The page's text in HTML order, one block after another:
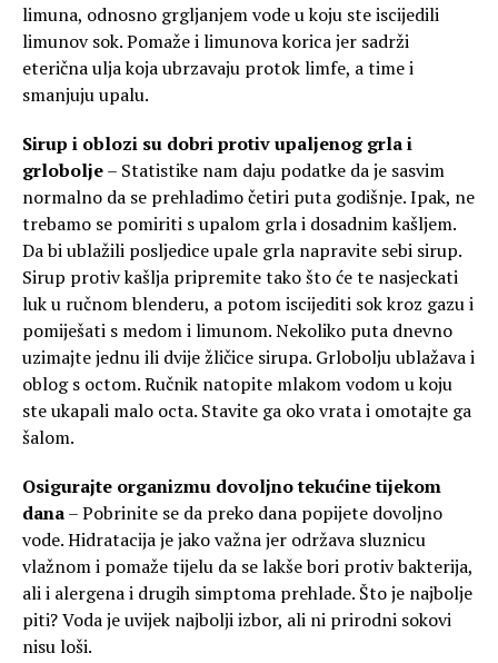
limuna, odnosno grgljanjem vode u koju ste iscijedili
limunov sok. Pomaže i limunova korica jer sadrži
eterična ulja koja ubrzavaju protok limfe, a time i
smanjuju upalu.
Sirup i oblozi su dobri protiv upaljenog grla i
grlobolje– Statistike nam daju podatke da je sasvim
normalno da se prehladimo četiri puta godišnje. Ipak, ne
trebamo se pomiriti s upalom grla i dosadnim kašljem.
Da bi ublažili posljedice upale grla napravite sebi sirup.
Sirup protiv kašlja pripremite tako što će te nasjeckati
luk u ručnom blenderu, a potom iscijediti sok kroz gazu i
pomiješati s medom i limunom. Nekoliko puta dnevno
uzimajte jednu ili dvije žličice sirupa. Grlobolju ublažava i
oblog s octom. Ručnik natopite mlakom vodom u koju
ste ukapali malo octa. Stavite ga oko vrata i omotajte ga
šalom.
Osigurajte organizmu dovoljno tekućine tijekom
dana– Pobrinite se da preko dana popijete dovoljno
vode. Hidratacija je jako važna jer održava sluznicu
vlažnom i pomaže tijelu da se lakše bori protiv bakterija,
ali i alergena i drugih simptoma prehlade. Što je najbolje
piti? Voda je uvijek najbolji izbor, ali ni prirodni sokovi
nisu loši.